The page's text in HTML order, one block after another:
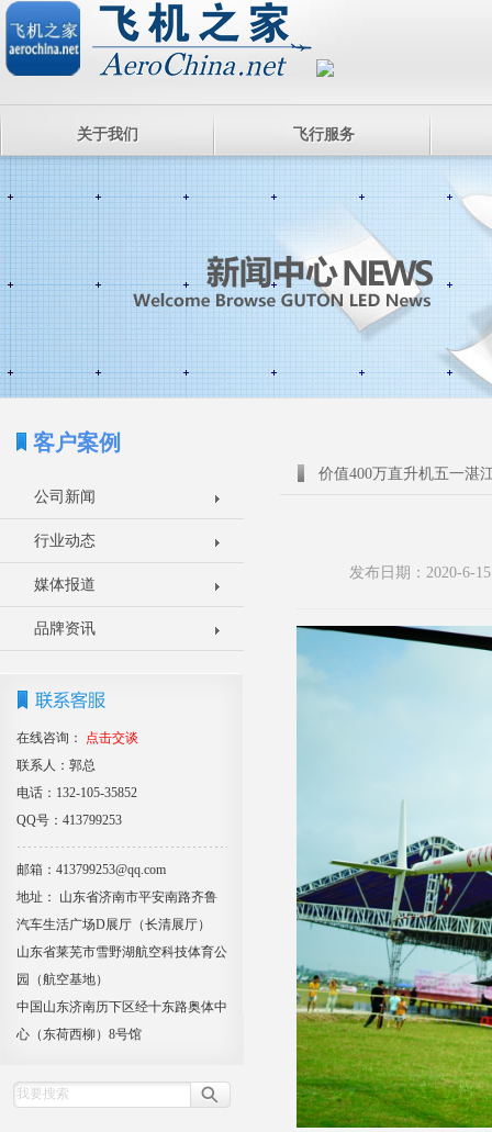
关于我们 飞行服务
客户案例
公司新闻
行业动态
媒体报道
品牌资讯
在线咨询：
点击交谈
联系人：郭总
电话：132-105-35852
QQ号：413799253
邮箱：413799253@qq.com
地址： 山东省济南市平安南路齐鲁
汽车生活广场D展厅（长清展厅）
山东省莱芜市雪野湖航空科技体育公
园（航空基地）
中国山东济南历下区经十东路奥体中
心（东荷西柳）8号馆
价值400万直升机五一湛
发布日期：2020-6-